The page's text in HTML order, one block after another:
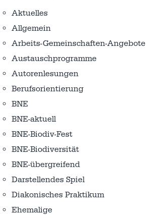
Aktuelles
Allgemein
Arbeits-Gemeinschaften-Angebote
Austausch­programme
Autorenlesungen
Berufsorientierung
BNE
BNE-aktuell
BNE-Biodiv-Fest
BNE-Biodiversität
BNE-übergreifend
Darstellendes Spiel
Diakonisches Praktikum
Ehemalige